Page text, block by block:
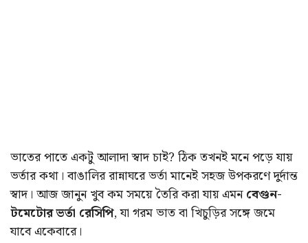
ভাতের পাতে একটু আলাদা স্বাদ চাই? ঠিক তখনই মনে পড়ে যায়
ভর্তার কথা। বাঙালির রান্নাঘরে ভর্তা মানেই সহজ উপকরণে দুর্দান্ত
স্বাদ। আজ জানুন খুব কম সময়ে তৈরি করা যায় এমনবেগুন-
টমেটোর ভর্তা রেসিপি, যা গরম ভাত বা খিচুড়ির সঙ্গে জমে
যাবে একেবারে।